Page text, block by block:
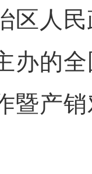
区人
办的
暨产